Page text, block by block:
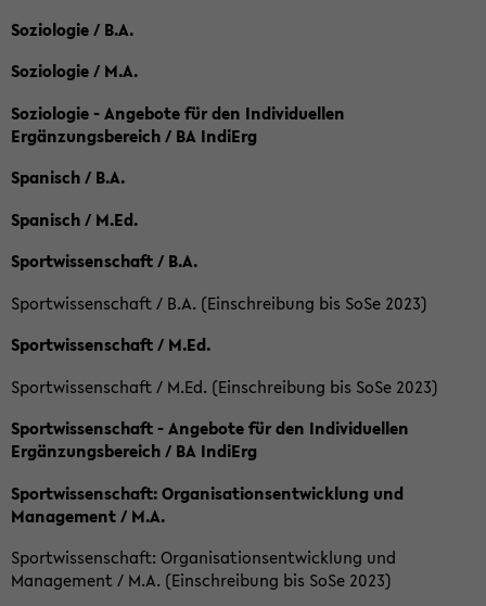
Soziologie / B.A.
Soziologie / M.A.
Soziologie - Angebote für den Individuellen
Ergänzungsbereich / BA IndiErg
Spanisch / B.A.
Spanisch / M.Ed.
Sportwissenschaft / B.A.
Sportwissenschaft / B.A. (Einschreibung bis SoSe 2023)
Sportwissenschaft / M.Ed.
Sportwissenschaft / M.Ed. (Einschreibung bis SoSe 2023)
Sportwissenschaft - Angebote für den Individuellen
Ergänzungsbereich / BA IndiErg
Sportwissenschaft: Organisationsentwicklung und
Management / M.A.
Sportwissenschaft: Organisationsentwicklung und
Management / M.A. (Einschreibung bis SoSe 2023)